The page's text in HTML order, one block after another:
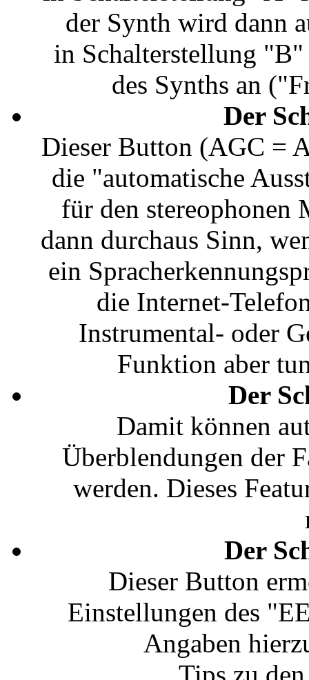
der Synth wird dann
in Schalterstellung
des Synths an
Der
Dieser Button (AGC =
die "automatische
für den stereophonen
dann durchaus Sinn,
ein
die Internet-
Instrumental- oder
Funktion aber
Der
Damit können
Überblendungen der
werden. Dieses
Der
Dieser Button
Einstellungen des
Angaben